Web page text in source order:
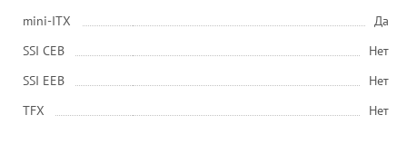
mini-ITX
Да
SSI CEB
Нет
SSI EEB
Нет
ТFХ
Нет